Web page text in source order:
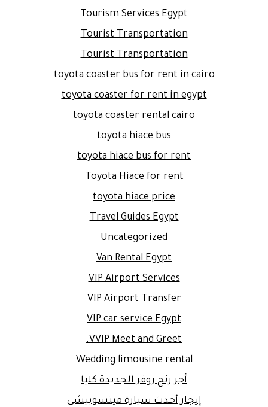
Tourism Services Egypt
Tourist Transportation
Tourist Transportation
toyota coaster bus for rent in cairo
toyota coaster for rent in egypt
toyota coaster rental cairo
toyota hiace bus
toyota hiace bus for rent
Toyota Hiace for rent
toyota hiace price
Travel Guides Egypt
Uncategorized
Van Rental Egypt
VIP Airport Services
VIP Airport Transfer
VIP car service Egypt
VVIP Meet and Greet.
Wedding limousine rental
أجر رنج روفر الجديدة كليا
إيجار أحدث سيارة ميتسوبيشى